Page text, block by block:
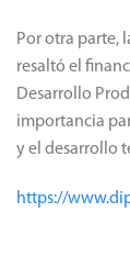
Por otra parte,
resaltó el
Desarrollo
importancia
y el desarrollo
https://